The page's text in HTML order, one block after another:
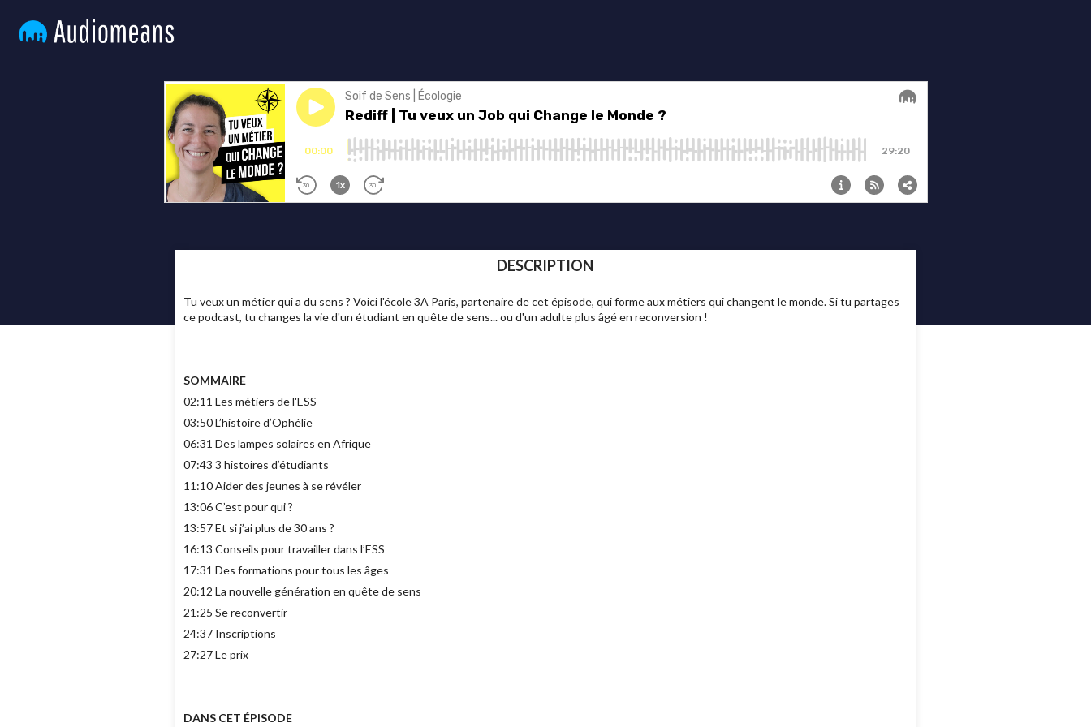
DESCRIPTION
Tu veux un métier qui a du sens ? Voici l'école 3A Paris, partenaire de cet épisode, qui forme aux métiers qui changent le monde. Si tu partages
ce podcast, tu changes la vie d'un étudiant en quête de sens... ou d'un adulte plus âgé en reconversion !
SOMMAIRE
02:11 Les métiers de l'ESS
03:50 L’histoire d’Ophélie
06:31 Des lampes solaires en Afrique
07:43 3 histoires d’étudiants
11:10 Aider des jeunes à se révéler
13:06 C’est pour qui ?
13:57 Et si j’ai plus de 30 ans ?
16:13 Conseils pour travailler dans l’ESS
17:31 Des formations pour tous les âges
20:12 La nouvelle génération en quête de sens
21:25 Se reconvertir
24:37 Inscriptions
27:27 Le prix
DANS CET ÉPISODE